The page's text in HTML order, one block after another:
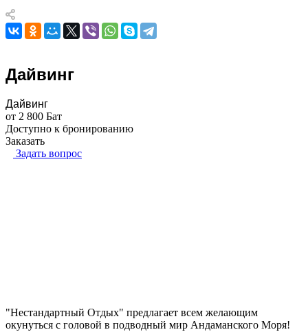
Дайвинг
Дайвинг
от 2 800 Бат
Доступно к бронированию
Заказать
Задать вопрос
"Нестандартный Отдых" предлагает всем желающим
окунуться с головой в подводный мир Андаманского Моря!